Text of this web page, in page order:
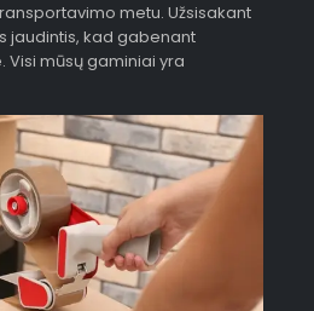
metu. Užsisakant
jaudintis, kad gabenant
Visi mūsų gaminiai yra